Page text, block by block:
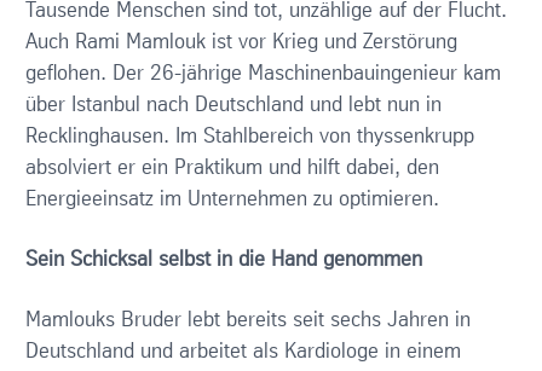
Tausende Menschen sind tot, unzählige auf der Flucht.
Auch Rami Mamlouk ist vor Krieg und Zerstörung
geflohen. Der 26-jährige Maschinenbauingenieur kam
über Istanbul nach Deutschland und lebt nun in
Recklinghausen. Im Stahlbereich von thyssenkrupp
absolviert er ein Praktikum und hilft dabei, den
Energieeinsatz im Unternehmen zu optimieren.
Sein Schicksal selbst in die Hand genommen
Mamlouks Bruder lebt bereits seit sechs Jahren in
Deutschland und arbeitet als Kardiologe in einem